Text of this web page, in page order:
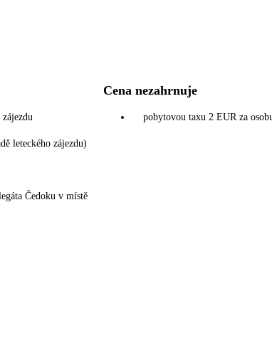
leteckého zájezdu)
Čedoku v místě
Cena nezahrnuje
pobytovou taxu 2 EUR za